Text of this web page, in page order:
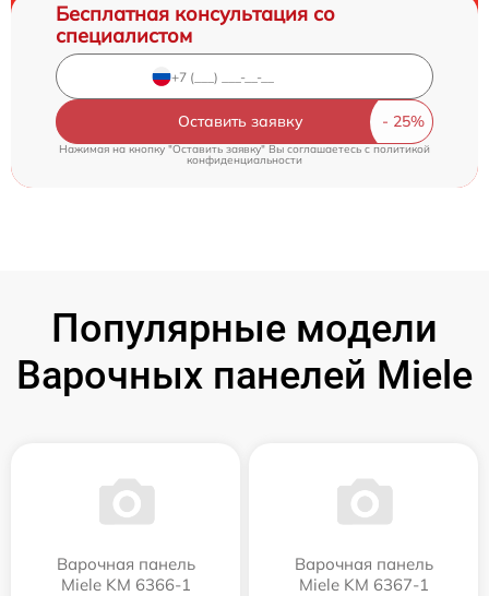
Бесплатная консультация со
специалистом
Оставить заявку
Нажимая на кнопку "Оставить заявку" Вы соглашаетесь cполитикой
конфиденциальности
Популярные модели
Варочных панелей Miele
Варочная панель
Miele KM 6366-1
Варочная панель
Miele KM 6367-1